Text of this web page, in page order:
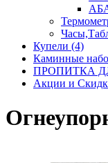
Купели (4)
Каминные
ПРОПИТКА
Акции и